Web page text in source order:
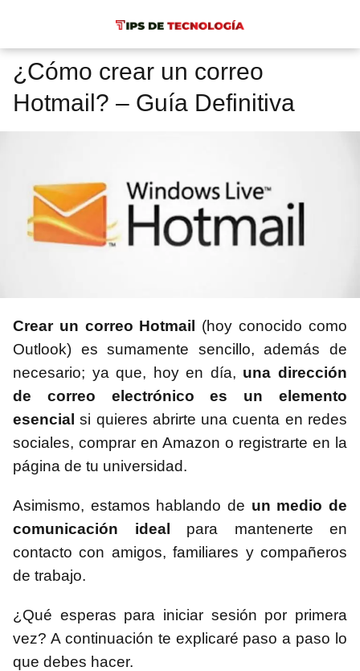
¿Cómo crear un correo
Hotmail? – Guía Definitiva
Crear un correo Hotmail (hoy conocido como
Outlook) es sumamente sencillo, además de
necesario; ya que, hoy en día, una dirección
de correo electrónico es un elemento
esencialsi quieres abrirte una cuenta en redes
sociales, comprar en Amazon o registrarte en la
página de tu universidad.
Asimismo, estamos hablando de un medio de
comunicación ideal para mantenerte en
contacto con amigos, familiares y compañeros
de trabajo.
¿Qué esperas para iniciar sesión por primera
vez? A continuación te explicaré paso a paso lo
que debes hacer.